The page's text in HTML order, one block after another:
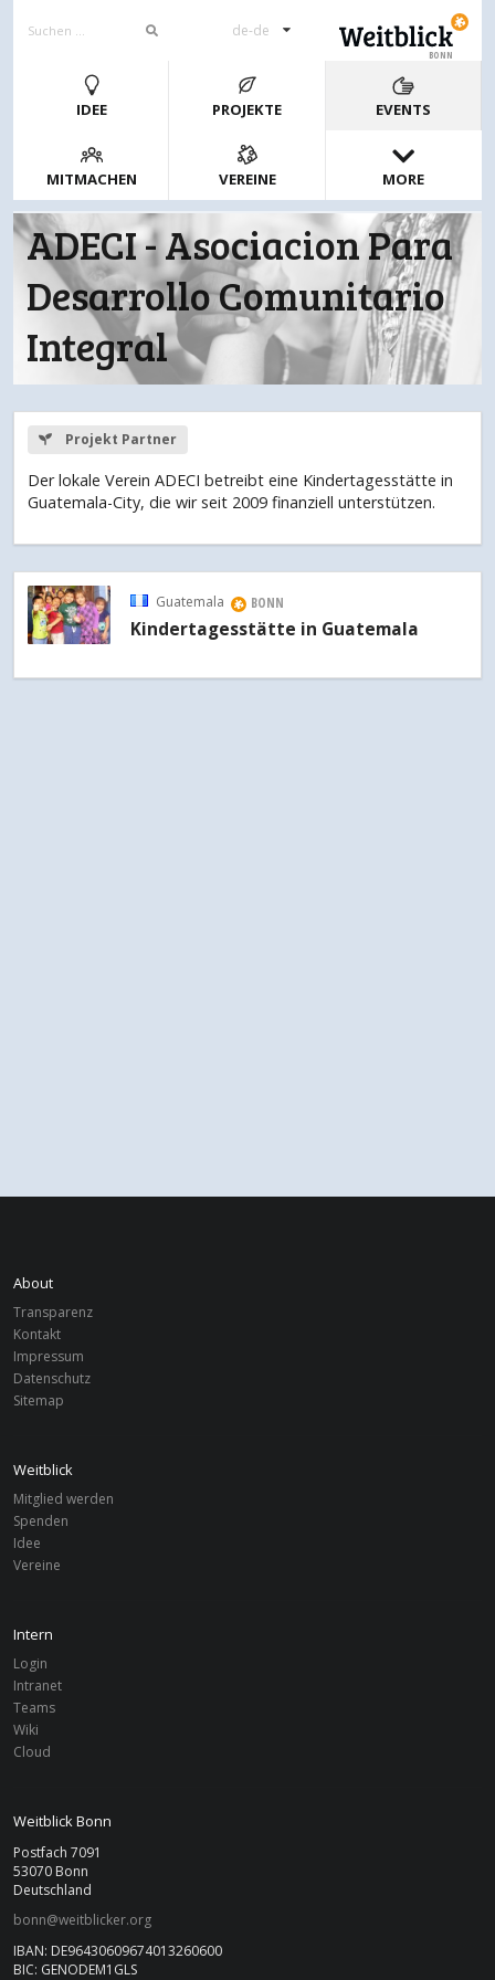
de-de
BONN
IDEE PROJEKTE EVENTS
MITMACHEN VEREINE MORE
ADECI - Asociacion Para
Desarrollo Comunitario
Integral
Projekt Partner
Der lokale Verein ADECI betreibt eine Kindertagesstätte in
Guatemala-City, die wir seit 2009 finanziell unterstützen.
Guatemala BONN
Kindertagesstätte in Guatemala
About
Transparenz
Kontakt
Impressum
Datenschutz
Sitemap
Weitblick
Mitglied werden
Spenden
Idee
Vereine
Intern
Login
Intranet
Teams
Wiki
Cloud
Weitblick Bonn
Postfach 7091
53070 Bonn
Deutschland
bonn@weitblicker.org
IBAN: DE96430609674013260600
BIC: GENODEM1GLS